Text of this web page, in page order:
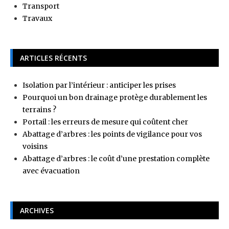
Transport
Travaux
ARTICLES RÉCENTS
Isolation par l’intérieur : anticiper les prises
Pourquoi un bon drainage protège durablement les
terrains ?
Portail : les erreurs de mesure qui coûtent cher
Abattage d’arbres : les points de vigilance pour vos
voisins
Abattage d’arbres : le coût d’une prestation complète
avec évacuation
ARCHIVES